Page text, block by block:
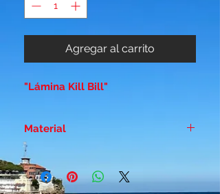
Agregar al carrito
"Lámina Kill Bill"
Material
Papel duro estucado - Brillo 300
gr